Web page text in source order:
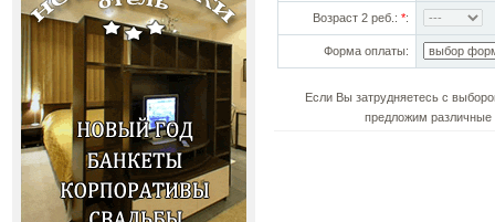
Возраст 2 реб.: *:
Форма оплаты:
Если Вы затрудняетесь с
предложим различные